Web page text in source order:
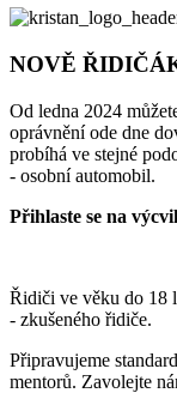
NOVĚ
Od ledna 2024
oprávnění ode dne
probíhá ve stejné
- osobní automobil.
Přihlaste se na
Řidiči ve věku do 18
- zkušeného řidiče.
Připravujeme
mentorů. Zavolejte